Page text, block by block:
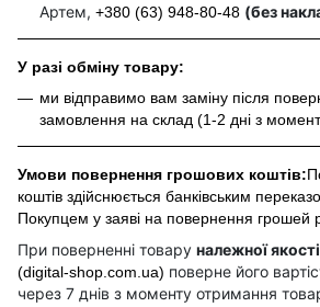
Артем, +380 (63) 948-80-48 (без
У разі обміну товару:
ми відправимо вам заміну після
замовлення на склад (1-2 дні з
Умови повернення грошових коштів:
коштів здійснюється банківським
Покупцем у заяві на повернення грошей
При поверненні товару належної якості
(digital-shop.com.ua) поверне його
через 7 днів з моменту отримання